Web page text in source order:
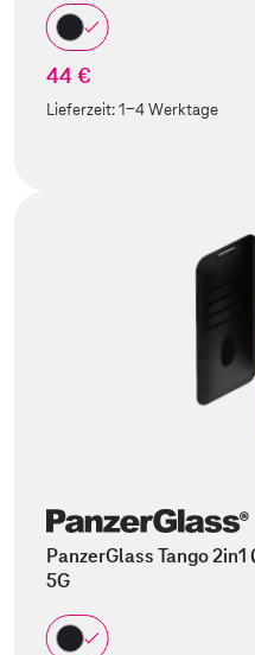
44 €
Lieferzeit:1-4 Werktage
PanzerGlass Tango
5G